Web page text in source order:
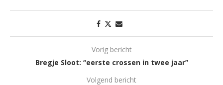
Vorig bericht
Bregje Sloot: “eerste crossen in twee jaar”
Volgend bericht